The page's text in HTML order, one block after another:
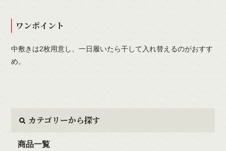
ワンポイント
中敷きは2枚用意し、一日履いたら干して入れ替えるのがおすす
め。
カテゴリーから探す
商品一覧